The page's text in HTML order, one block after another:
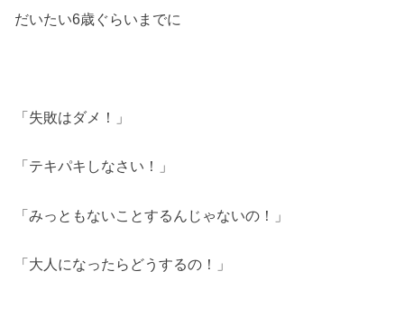
だいたい6歳ぐらいまでに
「失敗はダメ！」
「テキパキしなさい！」
「みっともないことするんじゃないの！」
「大人になったらどうするの！」